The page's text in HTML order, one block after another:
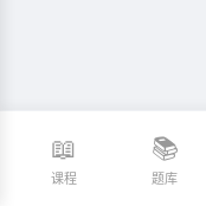
📖
课程
📚
题库